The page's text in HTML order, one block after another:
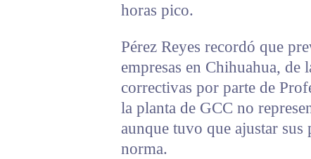
horas pico.
Pérez Reyes recordó que
empresas en Chihuahua, de
correctivas por parte de
la planta de GCC no
aunque tuvo que ajustar sus
norma.